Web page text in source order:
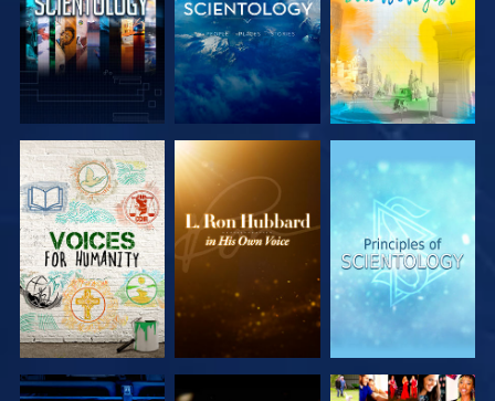
SERIE
ENTDECKEN
SERIE
ENTDECKEN
SERIE
ENTDECKEN